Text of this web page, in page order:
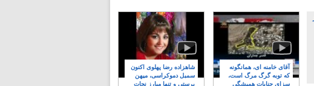
شاهزاده رضا پهلوی اکنون
سمبل دموکراسی، میهن
پرستی و تنها مبارز نجات
آقای خامنه ای، همانگونه
که توبه گرگ مرگ است،
سزای جنایات همیشگی